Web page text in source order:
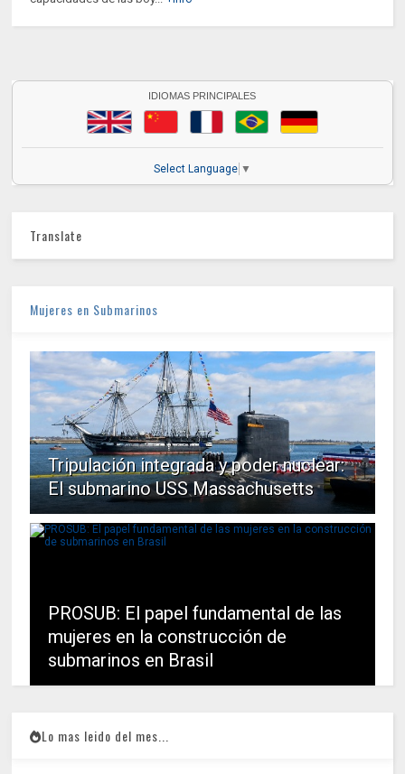
IDIOMAS PRINCIPALES
Select Language ▼
Translate
Mujeres en Submarinos
Tripulación integrada y poder nuclear:
El submarino USS Massachusetts
PROSUB: El papel fundamental de las
mujeres en la construcción de
submarinos en Brasil
Lo mas leido del mes...